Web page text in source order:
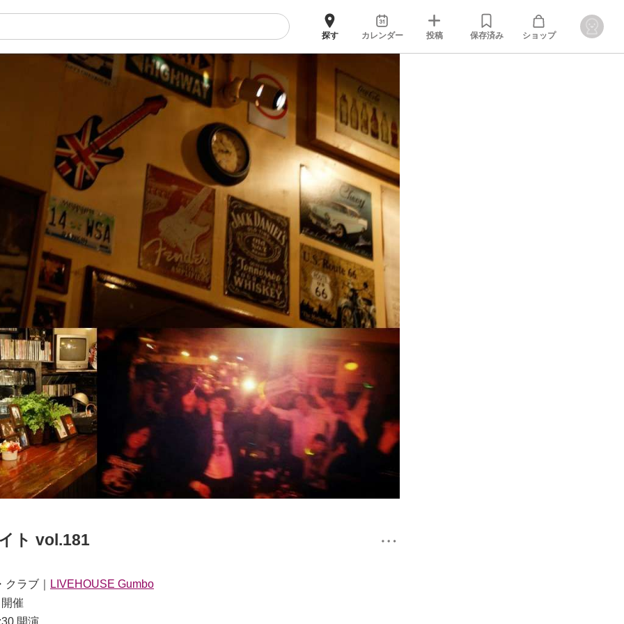
探す カレンダー 投稿 保存済み ショップ
ト vol.181
クラブ
LIVEHOUSE Gumbo
催